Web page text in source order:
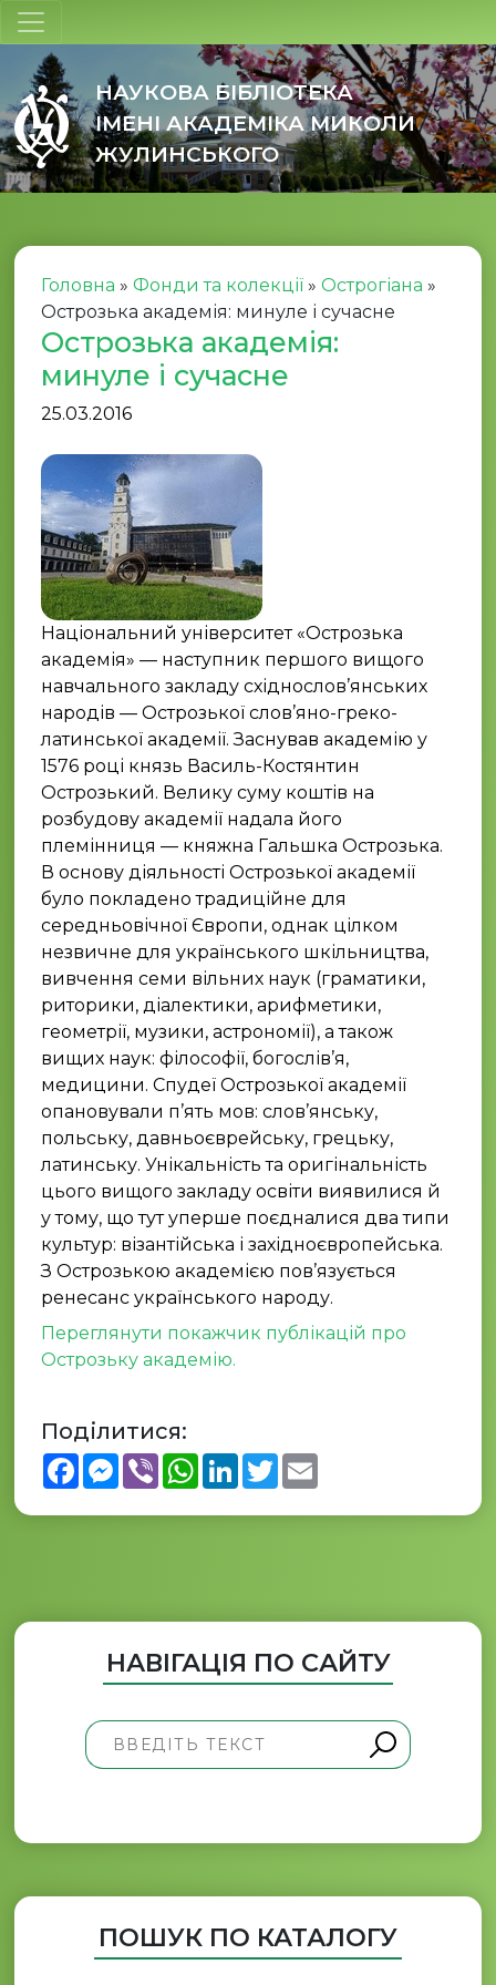
НАУКОВА БІБЛІОТЕКА
ІМЕНІ АКАДЕМІКА МИКОЛИ
ЖУЛИНСЬКОГО
Головна »Фонди та колекції »Острогіана »
Острозька академія: минуле і сучасне
Острозька академія:
минуле і сучасне
25.03.2016
Національний університет «Острозька
академія» — наступник першого вищого
навчального закладу східнослов’янських
народів — Острозької слов’яно-греко-
латинської академії. Заснував академію у
1576 році князь Василь-Костянтин
Острозький. Велику суму коштів на
розбудову академії надала його
племінниця — княжна Гальшка Острозька.
В основу діяльності Острозької академії
було покладено традиційне для
середньовічної Європи, однак цілком
незвичне для українського шкільництва,
вивчення семи вільних наук (граматики,
риторики, діалектики, арифметики,
геометрії, музики, астрономії), а також
вищих наук: філософії, богослів’я,
медицини. Спудеї Острозької академії
опановували п’ять мов: слов’янську,
польську, давньоєврейську, грецьку,
латинську. Унікальність та оригінальність
цього вищого закладу освіти виявилися й
у тому, що тут уперше поєдналися два типи
культур: візантійська і західноєвропейська.
З Острозькою академією пов’язується
ренесанс українського народу.
Переглянути покажчик публікацій про
Острозьку академію.
Поділитися:
FacebookMessenger
ViberWhatsApp
LinkedIn
Twitter
НАВІГАЦІЯ ПО САЙТУ
ПОШУК ПО КАТАЛОГУ